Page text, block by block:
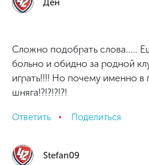
Ден
Сложно подобрать слова.....
больно и обидно за родной
играть!!!! Но почему именно в
шняга!?!?!?!?!
Ответить Поделиться
Stefan09